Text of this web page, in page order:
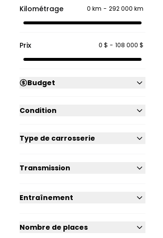
Kilométrage 0 km - 292 000 km
Prix 0 $ - 108 000 $
Budget
Condition
Type de carrosserie
Transmission
Entraînement
Nombre de places